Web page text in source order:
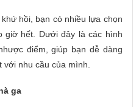
hồi, bạn có nhiều lựa chọn
giờ hết. Dưới đây là các hình
điểm, giúp bạn dễ dàng
nhu cầu của mình.
ga